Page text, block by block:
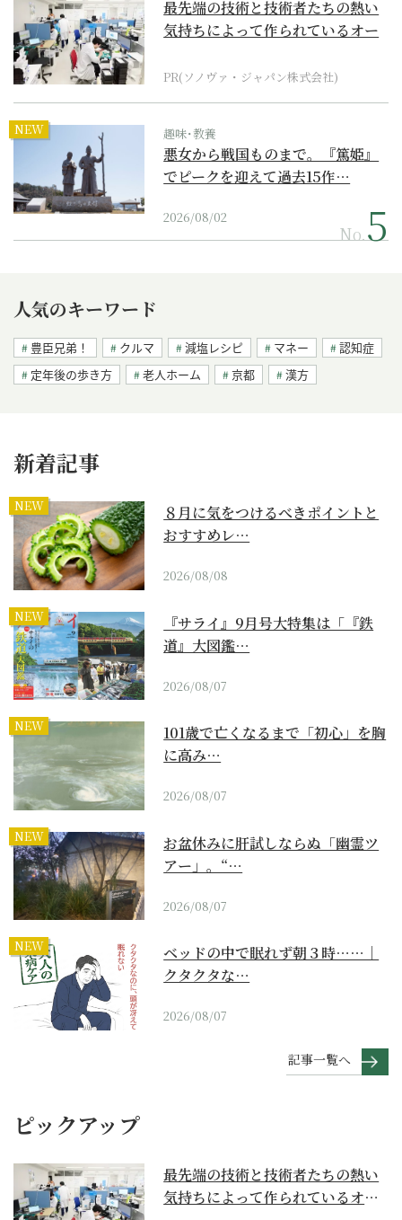
最先端の技術と技術者たちの熱い
気持ちによって作られているオー
PR(ソノヴァ・ジャパン株式会社)
NEW 趣味･教養
悪女から戦国ものまで。『篤姫』
でピークを迎えて過去15作…
2026/08/02
No.
人気のキーワード
豊臣兄弟！ クルマ 減塩レシピ マネー
認知症
定年後の歩き方
老人ホーム 京都 漢方
新着記事
NEW
８月に気をつけるべきポイントと
おすすめレ…
2026/08/08
NEW
『サライ』9月号大特集は「『鉄
道』大図鑑…
2026/08/07
NEW
101歳で亡くなるまで「初心」を胸
に高み…
2026/08/07
NEW
お盆休みに肝試しならぬ「幽霊ツ
アー」。“…
2026/08/07
NEW
ベッドの中で眠れず朝３時……｜
クタクタな…
2026/08/07
記事一覧へ
ピックアップ
最先端の技術と技術者たちの熱い
気持ちによって作られているオー